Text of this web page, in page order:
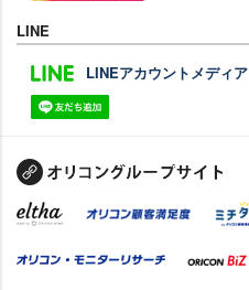
LINE
LINEアカウントメディア